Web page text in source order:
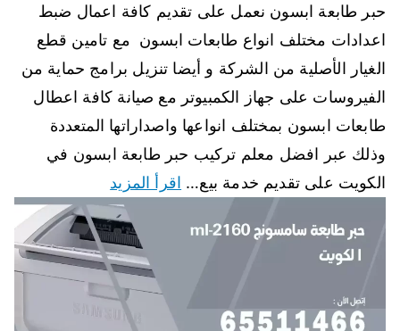
حبر طابعة ابسون نعمل على تقديم كافة اعمال ضبط
اعدادات مختلف انواع طابعات ابسون مع تامين قطع
الغيار الأصلية من الشركة و أيضا تنزيل برامج حماية من
الفيروسات على جهاز الكمبيوتر مع صيانة كافة اعطال
طابعات ابسون بمختلف انواعها واصداراتها المتعددة
وذلك عبر افضل معلم تركيب حبر طابعة ابسون في
الكويت على تقديم خدمة بيع… اقرأ المزيد